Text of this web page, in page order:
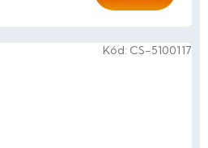
Kód: CS-5100117